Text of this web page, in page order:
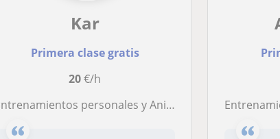
Kar
Primera clase gratis
20€/h
Entrenamientos personales y Animal Flow a domicilio, en sala o via zoom
Entrenamiento